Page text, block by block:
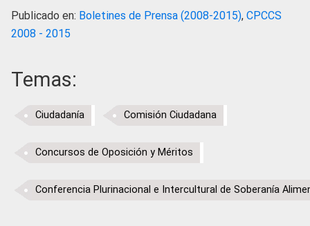
Publicado en: Boletines de Prensa (2008-2015), CPCCS
2008 - 2015
Temas:
Ciudadanía Comisión Ciudadana
Concursos de Oposición y Méritos
Conferencia Plurinacional e Intercultural de Soberanía